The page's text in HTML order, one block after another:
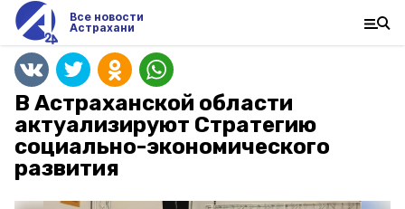
Все новости
Астрахани
В Астраханской области
актуализируют Стратегию
социально-экономического
развития